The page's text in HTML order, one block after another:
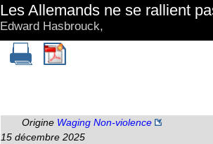
Les Allemands ne se rallient
Edward Hasbrouck,
Origine Waging Non-violence
15 décembre 2025